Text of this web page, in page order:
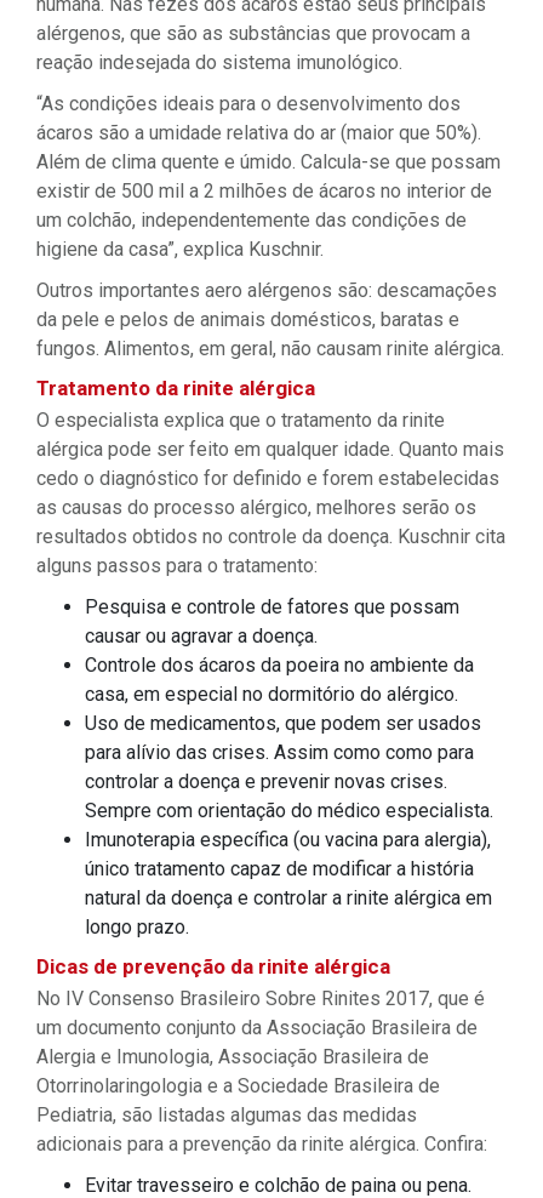
alérgenos, que são as substâncias que provocam a
reação indesejada do sistema imunológico.
“As condições ideais para o desenvolvimento dos
ácaros são a umidade relativa do ar (maior que 50%).
Além de clima quente e úmido. Calcula-se que possam
existir de 500 mil a 2 milhões de ácaros no interior de
um colchão, independentemente das condições de
higiene da casa”, explica Kuschnir.
Outros importantes aero alérgenos são: descamações
da pele e pelos de animais domésticos, baratas e
fungos. Alimentos, em geral, não causam rinite alérgica.
Tratamento da rinite alérgica
O especialista explica que o tratamento da rinite
alérgica pode ser feito em qualquer idade. Quanto mais
cedo o diagnóstico for definido e forem estabelecidas
as causas do processo alérgico, melhores serão os
resultados obtidos no controle da doença. Kuschnir cita
alguns passos para o tratamento:
Pesquisa e controle de fatores que possam
causar ou agravar a doença.
Controle dos ácaros da poeira no ambiente da
casa, em especial no dormitório do alérgico.
Uso de medicamentos, que podem ser usados
para alívio das crises. Assim como como para
controlar a doença e prevenir novas crises.
Sempre com orientação do médico especialista.
Imunoterapia específica (ou vacina para alergia),
único tratamento capaz de modificar a história
natural da doença e controlar a rinite alérgica em
longo prazo.
Dicas de prevenção da rinite alérgica
No IV Consenso Brasileiro Sobre Rinites 2017, que é
um documento conjunto da Associação Brasileira de
Alergia e Imunologia, Associação Brasileira de
Otorrinolaringologia e a Sociedade Brasileira de
Pediatria, são listadas algumas das medidas
adicionais para a prevenção da rinite alérgica. Confira:
Evitar travesseiro e colchão de paina ou pena.